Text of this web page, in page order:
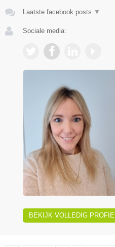
Laatste facebook posts ▼
Sociale media:
BEKIJK VOLLEDIG PROFIEL